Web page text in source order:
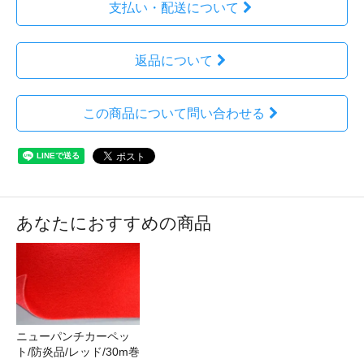
支払い・配送について
返品について
この商品について問い合わせる
あなたにおすすめの商品
ニューパンチカーペッ
ト/防炎品/レッド/30m巻